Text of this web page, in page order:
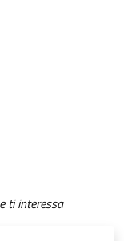
ti interessa